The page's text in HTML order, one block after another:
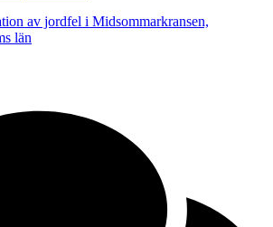
av jordfel i Midsommarkransen,
län